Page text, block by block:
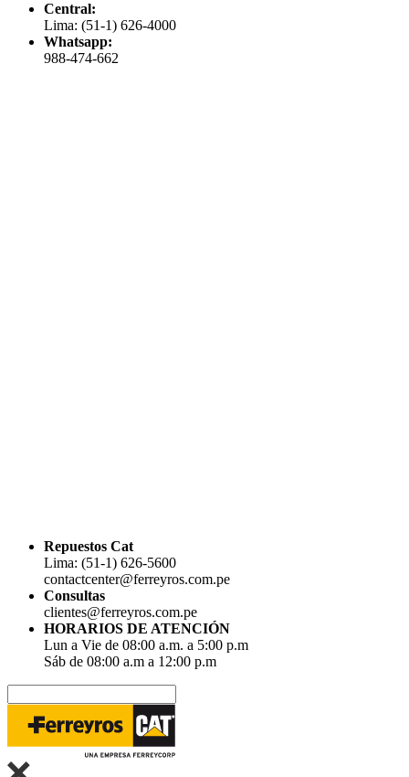
Central:
Lima: (51-1) 626-4000
Whatsapp:
988-474-662
Repuestos Cat
Lima: (51-1) 626-5600
contactcenter@ferreyros.com.pe
Consultas
clientes@ferreyros.com.pe
HORARIOS DE ATENCIÓN
Lun a Vie de 08:00 a.m. a 5:00 p.m
Sáb de 08:00 a.m a 12:00 p.m